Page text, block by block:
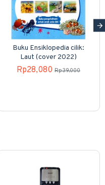
Buku Ensiklopedia cilik:
Laut (cover 2022)
Rp28,080 Rp39,000